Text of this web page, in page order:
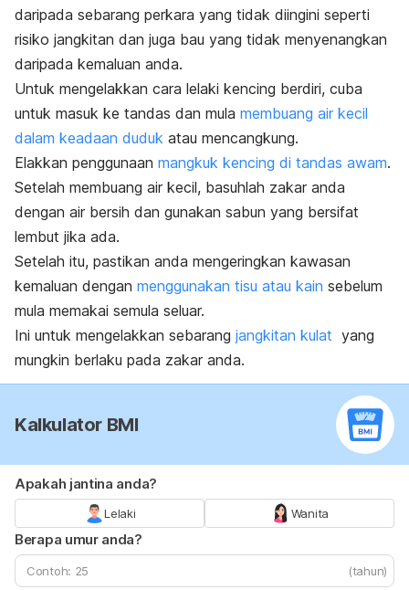
daripada sebarang perkara yang tidak diingini seperti
risiko jangkitan dan juga bau yang tidak menyenangkan
daripada kemaluan anda.
Untuk mengelakkan cara lelaki kencing berdiri, cuba
untuk masuk ke tandas dan mula membuang air kecil
dalam keadaan duduk atau mencangkung.
Elakkan penggunaan mangkuk kencing di tandas awam.
Setelah membuang air kecil, basuhlah zakar anda
dengan air bersih dan gunakan sabun yang bersifat
lembut jika ada.
Setelah itu, pastikan anda mengeringkan kawasan
kemaluan dengan menggunakan tisu atau kain sebelum
mula memakai semula seluar.
Ini untuk mengelakkan sebarang jangkitan kulat yang
mungkin berlaku pada zakar anda.
Kalkulator BMI
Apakah jantina anda?
Lelaki Wanita
Berapa umur anda?
(tahun)